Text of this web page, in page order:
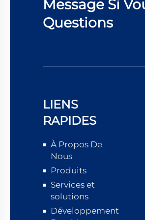
Message Si
Questions
LIENS
RAPIDES
À Propos De
Nous
Produits
Services et
solutions
Développement